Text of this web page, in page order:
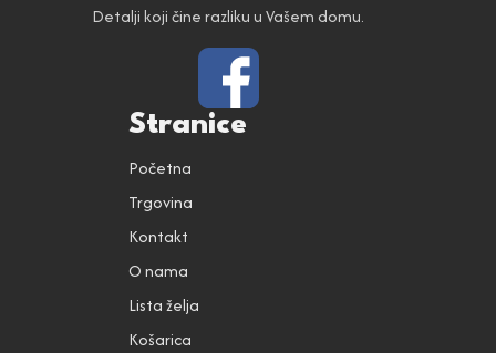
Detalji koji čine razliku u Vašem domu.
Stranice
Početna
Trgovina
Kontakt
O nama
Lista želja
Košarica